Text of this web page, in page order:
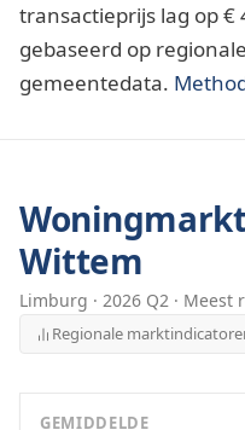
transactieprijs lag op €
gebaseerd op
gemeentedata.
Wittem
Limburg · 2026 Q2 · Meest
Regionale
GEMIDDELDE